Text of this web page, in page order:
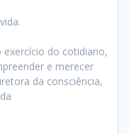
do cotidiano,
e merecer
da consciência,